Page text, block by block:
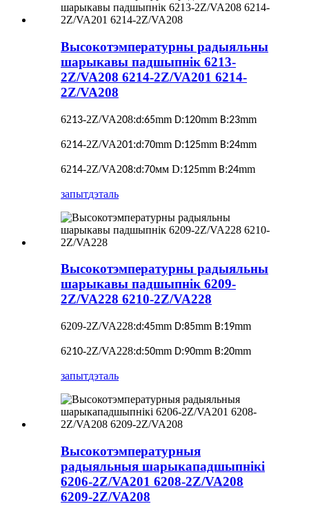
Высокотэмпературны радыяльны
шарыкавы падшыпнік 6213-
2Z/VA208 6214-2Z/VA201 6214-
2Z/VA208
6213-2Z/VA208:d:65mm D:120mm B:23mm
6214-2Z/VA201:d:70mm D:125mm B:24mm
6214-2Z/VA208:d:70мм D:125mm B:24mm
запытдэталь
Высокотэмпературны радыяльны
шарыкавы падшыпнік 6209-
2Z/VA228 6210-2Z/VA228
6209-2Z/VA228:d:45mm D:85mm B:19mm
6210-2Z/VA228:d:50mm D:90mm B:20mm
запытдэталь
Высокотэмпературныя
радыяльныя шарыкападшыпнікі
6206-2Z/VA201 6208-2Z/VA208
6209-2Z/VA208